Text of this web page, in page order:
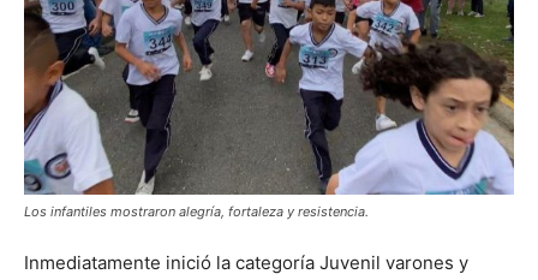
Los infantiles mostraron alegría, fortaleza y resistencia.
Inmediatamente inició la categoría Juvenil varones y